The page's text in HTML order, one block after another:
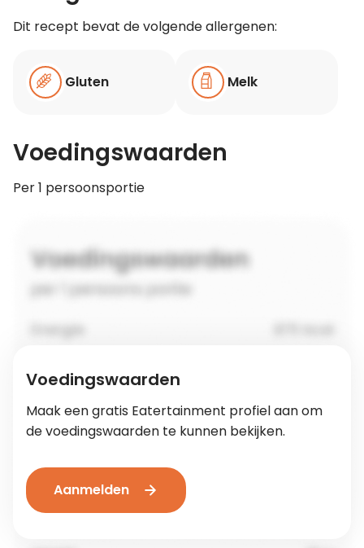
Dit recept bevat de volgende allergenen:
Gluten Melk
Voedingswaarden
Per 1 persoonsportie
Voedingswaarden
Maak een gratis Eatertainment profiel aan om
de voedingswaarden te kunnen bekijken.
Aanmelden